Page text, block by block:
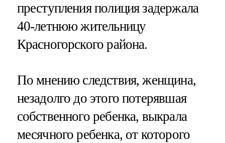
преступления полиция задержала
40-летнюю жительницу
Красногорского района.
По мнению следствия, женщина,
незадолго до этого потерявшая
собственного ребенка, выкрала
месячного ребенка, от которого